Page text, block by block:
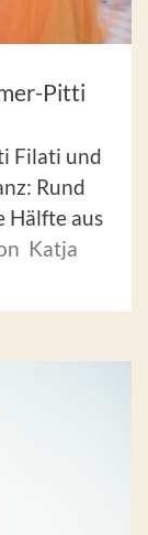
Pitti
Filati und
Rund
Hälfte aus
Katja